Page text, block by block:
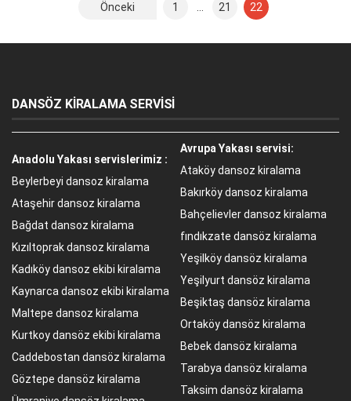
Önceki 1 … 21 22
DANSÖZ KİRALAMA SERVİSİ
Anadolu Yakası servislerimiz :
Beylerbeyi dansoz kiralama
Ataşehir dansoz kiralama
Bağdat dansoz kiralama
Kızıltoprak dansoz kiralama
Kadıköy dansoz ekibi kiralama
Kaynarca dansoz ekibi kiralama
Maltepe dansoz kiralama
Kurtkoy dansöz ekibi kiralama
Caddebostan dansöz kiralama
Göztepe dansöz kiralama
Avrupa Yakası servisi:
Ataköy dansoz kiralama
Bakırköy dansoz kiralama
Bahçelievler dansoz kiralama
fındıkzate dansöz kiralama
Yeşilköy dansöz kiralama
Yeşilyurt dansöz kiralama
Beşiktaş dansöz kiralama
Ortaköy dansöz kiralama
Bebek dansöz kiralama
Tarabya dansöz kiralama
Taksim dansöz kiralama